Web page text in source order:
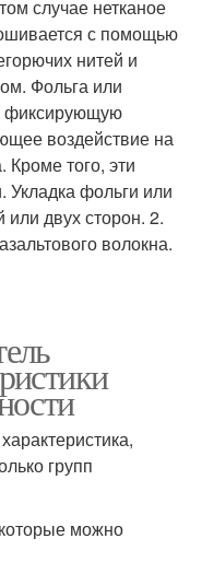
случае нетканое
с помощью
нитей и
Фольга или
фиксирующую
воздействие на
Кроме того, эти
фольги или
или двух сторон. 2.
волокна.
групп
можно